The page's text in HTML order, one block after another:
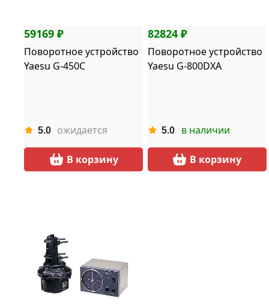
59169 ₽
Поворотное устройство
Yaesu G-450C
5.0 ожидается
В корзину
82824 ₽
Поворотное устройство
Yaesu G-800DXA
5.0 в наличии
В корзину